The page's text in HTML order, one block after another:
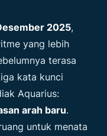
2025,
yang lebih
terasa
kata kunci
Aquarius:
arah baru.
untuk menata